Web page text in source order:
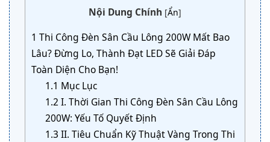
Nội Dung Chính [Ẩn]
1 Thi Công Đèn Sân Cầu Lông 200W Mất Bao
Lâu? Đừng Lo, Thành Đạt LED Sẽ Giải Đáp
Toàn Diện Cho Bạn!
1.1 Mục Lục
1.2 I. Thời Gian Thi Công Đèn Sân Cầu Lông
200W: Yếu Tố Quyết Định
1.3 II. Tiêu Chuẩn Kỹ Thuật Vàng Trong Thi